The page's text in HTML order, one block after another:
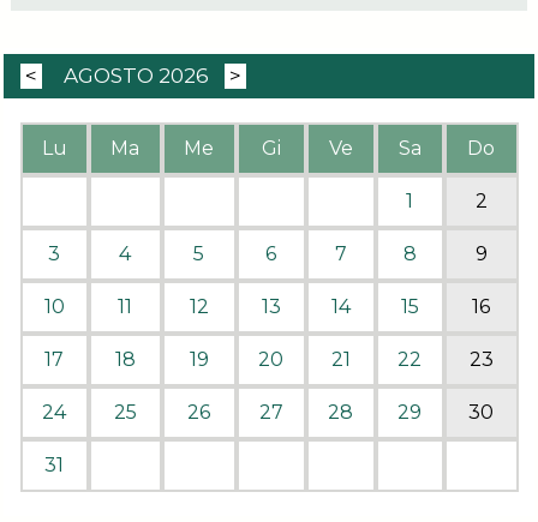
< AGOSTO 2026 >
Lu Ma Me Gi Ve Sa Do
1 2
3 4 5 6 7 8 9
10 11 12 13 14 15 16
17 18 19 20 21 22 23
24 25 26 27 28 29 30
31